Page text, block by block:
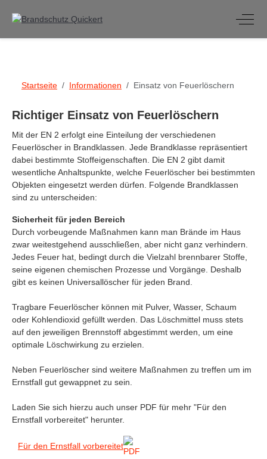
Off-
Startseite Informationen Einsatz von Feuerlöschern
Richtiger Einsatz von Feuerlöschern
Mit der EN 2 erfolgt eine Einteilung der verschiedenen
Feuerlöscher in Brandklassen. Jede Brandklasse repräsentiert
dabei bestimmte Stoffeigenschaften. Die EN 2 gibt damit
wesentliche Anhaltspunkte, welche Feuerlöscher bei bestimmten
Objekten eingesetzt werden dürfen. Folgende Brandklassen
sind zu unterscheiden:
Sicherheit für jeden Bereich
Durch vorbeugende Maßnahmen kann man Brände im Haus
zwar weitestgehend ausschließen, aber nicht ganz verhindern.
Jedes Feuer hat, bedingt durch die Vielzahl brennbarer Stoffe,
seine eigenen chemischen Prozesse und Vorgänge. Deshalb
gibt es keinen Universallöscher für jeden Brand.
Tragbare Feuerlöscher können mit Pulver, Wasser, Schaum
oder Kohlendioxid gefüllt werden. Das Löschmittel muss stets
auf den jeweiligen Brennstoff abgestimmt werden, um eine
optimale Löschwirkung zu erzielen.
Neben Feuerlöscher sind weitere Maßnahmen zu treffen um im
Ernstfall gut gewappnet zu sein.
Laden Sie sich hierzu auch unser PDF für mehr "Für den
Ernstfall vorbereitet" herunter.
Für den Ernstfall vorbereitet